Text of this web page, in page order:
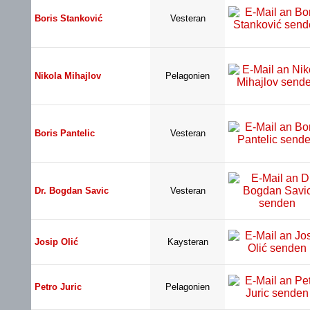
Boris Stanković Vesteran
Nikola Mihajlov Pelagonien
Boris Pantelic Vesteran
Dr. Bogdan Savic Vesteran
Josip Olić Kaysteran
Petro Juric Pelagonien